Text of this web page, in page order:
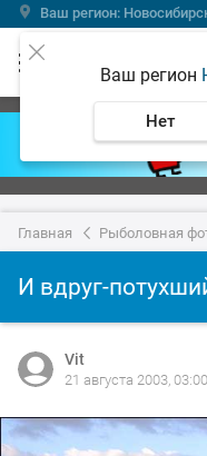
Ваш регион:
Ваш регион
Нет
Главная Рыболовная
И вдруг-
Vit
21 августа 2003, 03:00